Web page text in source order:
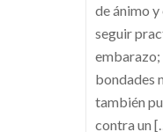
de ánimo y
seguir
embarazo;
bondades
también
contra un